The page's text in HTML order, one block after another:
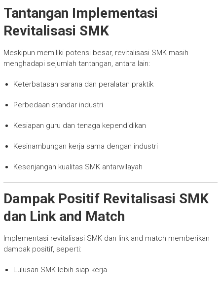
Tantangan Implementasi
Revitalisasi SMK
Meskipun memiliki potensi besar, revitalisasi SMK masih
menghadapi sejumlah tantangan, antara lain:
Keterbatasan sarana dan peralatan praktik
Perbedaan standar industri
Kesiapan guru dan tenaga kependidikan
Kesinambungan kerja sama dengan industri
Kesenjangan kualitas SMK antarwilayah
Dampak Positif Revitalisasi SMK
dan Link and Match
Implementasi revitalisasi SMK dan link and match memberikan
dampak positif, seperti:
Lulusan SMK lebih siap kerja